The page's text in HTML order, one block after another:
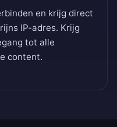
en krijg direct
IP-adres. Krijg
tot alle
content.